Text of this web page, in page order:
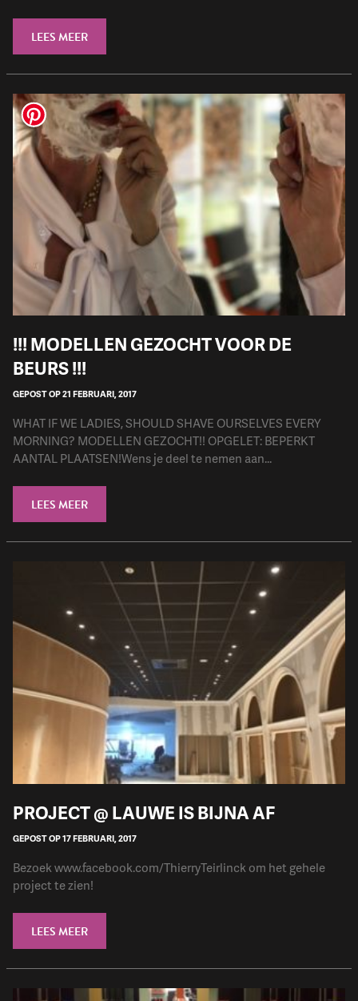
LEES MEER
!!! MODELLEN GEZOCHT VOOR DE
BEURS !!!
GEPOST OP 21 FEBRUARI, 2017
WHAT IF WE LADIES, SHOULD SHAVE OURSELVES EVERY
MORNING? MODELLEN GEZOCHT!! OPGELET: BEPERKT
AANTAL PLAATSEN!Wens je deel te nemen aan...
LEES MEER
PROJECT @ LAUWE IS BIJNA AF
GEPOST OP 17 FEBRUARI, 2017
Bezoek www.facebook.com/ThierryTeirlinck om het gehele
project te zien!
LEES MEER